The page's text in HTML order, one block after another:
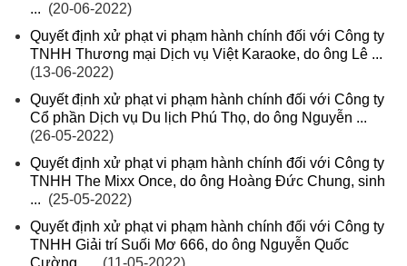
... (20-06-2022)
Quyết định xử phạt vi phạm hành chính đối với Công ty
TNHH Thương mại Dịch vụ Việt Karaoke, do ông Lê ...
(13-06-2022)
Quyết định xử phạt vi phạm hành chính đối với Công ty
Cổ phần Dịch vụ Du lịch Phú Thọ, do ông Nguyễn ...
(26-05-2022)
Quyết định xử phạt vi phạm hành chính đối với Công ty
TNHH The Mixx Once, do ông Hoàng Đức Chung, sinh
... (25-05-2022)
Quyết định xử phạt vi phạm hành chính đối với Công ty
TNHH Giải trí Suối Mơ 666, do ông Nguyễn Quốc
Cường, ...
(11-05-2022)